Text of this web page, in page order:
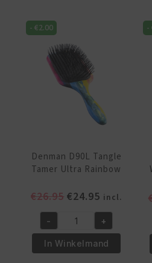
Styling
Brush
Rijen
aantal
-€2.00
Denman D90L Tangle
Tamer Ultra Rainbow
€26.95 Oorspronkelijke
was:
€26.95.
€24.95 Huidige
prijs
is:
€24.95.
incl.
Denman
D90L
Tangle
- +
In Winkelmand
-